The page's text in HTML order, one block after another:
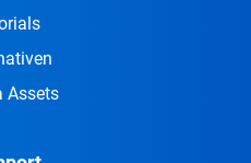
Assets